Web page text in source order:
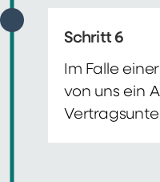
Schritt 6
Im Falle
von uns ein